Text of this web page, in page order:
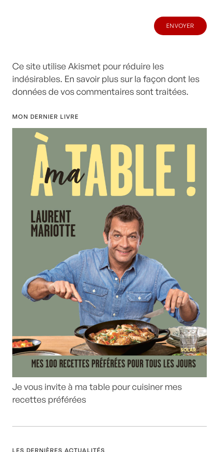
Ce site utilise Akismet pour réduire les
indésirables. En savoir plus sur la façon dont les
données de vos commentaires sont traitées.
MON DERNIER LIVRE
Je vous invite à ma table pour cuisiner mes
recettes préférées
LES DERNIÈRES ACTUALITÉS